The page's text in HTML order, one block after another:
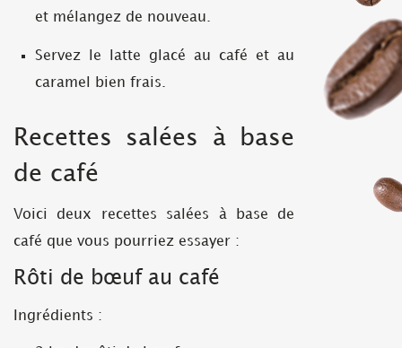
et mélangez de nouveau.
Servez le latte glacé au café et au
caramel bien frais.
Recettes salées à base
de café
Voici deux recettes salées à base de
café que vous pourriez essayer :
Rôti de bœuf au café
Ingrédients :